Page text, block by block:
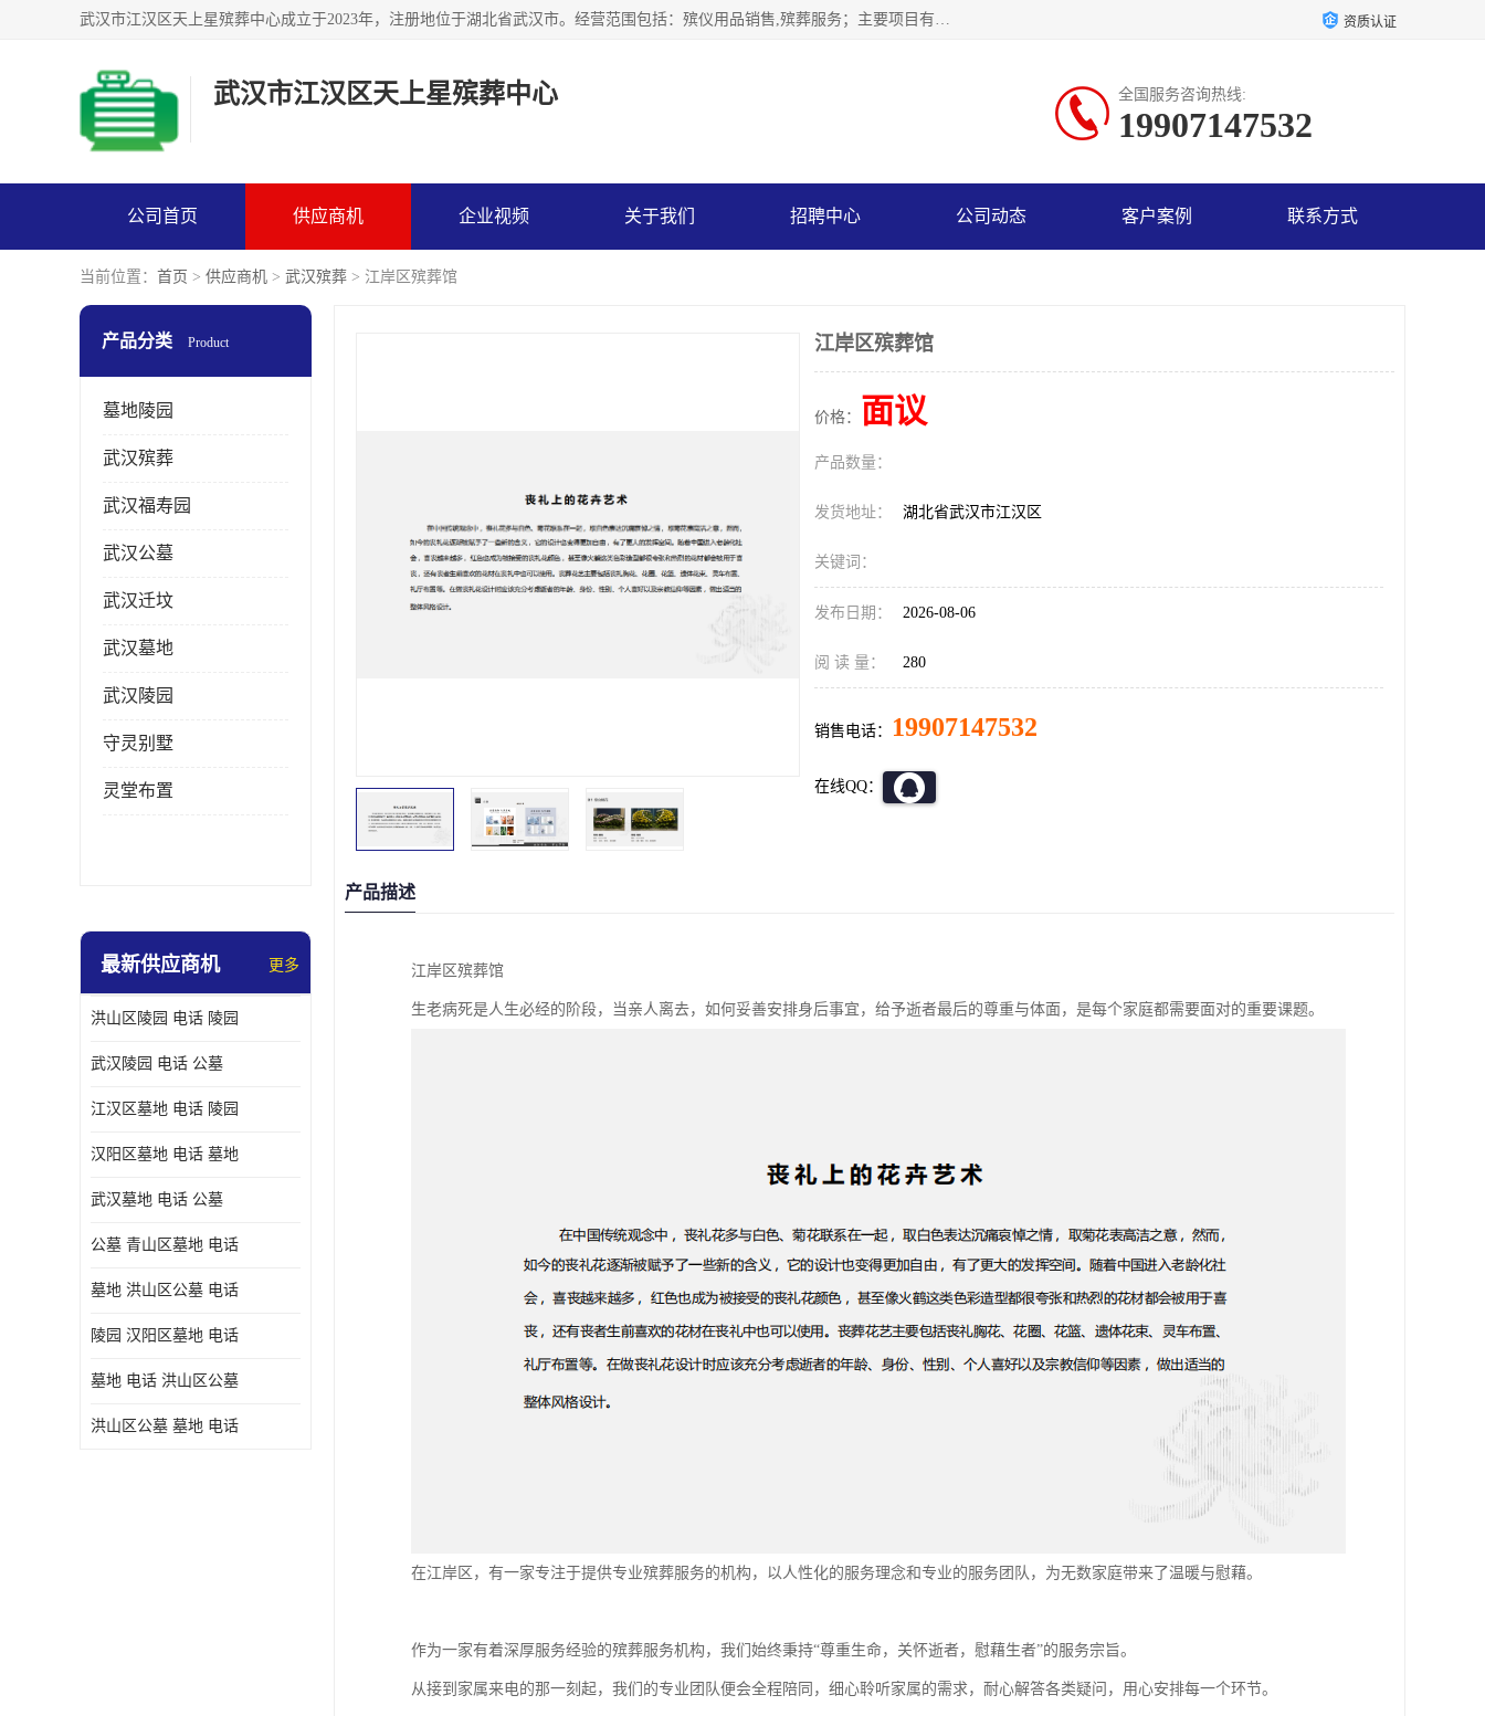
武汉市江汉区天上星殡葬中心成立于2023年，注册地位于湖北省武汉市。经营范围包括：殡仪用品销售,殡葬服务；主要项目有：穿衣服，寿衣，西服，现代装，灵堂布置，遗像，灵棚，乐队，化妆，遗体告别厅，守灵别墅，遗体托运，墓地代理低价出售。 资质认证
武汉市江汉区天上星殡葬中心 全国服务咨询热线:
19907147532
公司首页 供应商机 企业视频 关于我们 招聘中心 公司动态 客户案例 联系方式
当前位置： 首页 > 供应商机 > 武汉殡葬 > 江岸区殡葬馆
产品分类 Product
墓地陵园
武汉殡葬
武汉福寿园
武汉公墓
武汉迁坟
武汉墓地
武汉陵园
守灵别墅
灵堂布置
最新供应商机 更多
洪山区陵园 电话 陵园
武汉陵园 电话 公墓
江汉区墓地 电话 陵园
汉阳区墓地 电话 墓地
武汉墓地 电话 公墓
公墓 青山区墓地 电话
墓地 洪山区公墓 电话
陵园 汉阳区墓地 电话
墓地 电话 洪山区公墓
洪山区公墓 墓地 电话
江岸区殡葬馆
价格： 面议
产品数量：
发货地址： 湖北省武汉市江汉区
关键词：
发布日期： 2026-08-06
阅 读 量： 280
销售电话： 19907147532
在线QQ：
产品描述
江岸区殡葬馆
生老病死是人生必经的阶段，当亲人离去，如何妥善安排身后事宜，给予逝者最后的尊重与体面，是每个家庭都需要面对的重要课题。
在江岸区，有一家专注于提供专业殡葬服务的机构，以人性化的服务理念和专业的服务团队，为无数家庭带来了温暖与慰藉。
作为一家有着深厚服务经验的殡葬服务机构，我们始终秉持“尊重生命，关怀逝者，慰藉生者”的服务宗旨。
从接到家属来电的那一刻起，我们的专业团队便会全程陪同，细心聆听家属的需求，耐心解答各类疑问，用心安排每一个环节。